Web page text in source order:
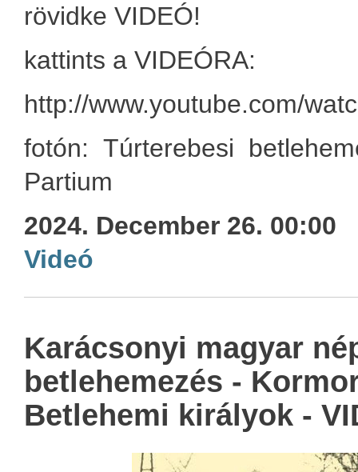
rövidke VIDEÓ!
kattints a VIDEÓRA:
http://www.youtube.com/
fotón: Túrterebesi
Partium
2024. December 26. 00:00
Videó
Karácsonyi magyar
betlehemezés -
Betlehemi királyok -